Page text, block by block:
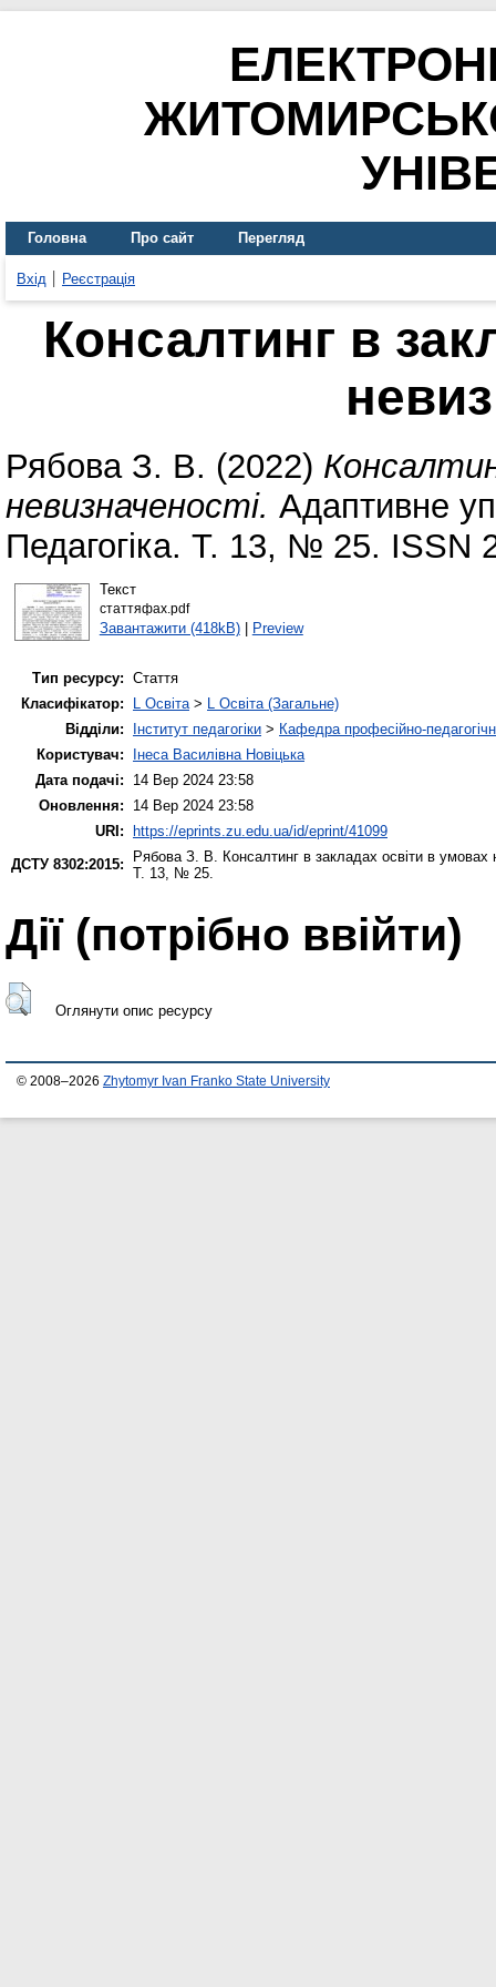
Головна Про сайт Перегляд
Вхід Реєстрація
Консалтинг в
Рябова З. В. (2022)
невизначеності. Адаптивне
Педагогіка. Т. 13, № 25. ISSN
Текст
статтяфах.pdf
Завантажити (418kB)| Preview
Тип ресурсу: Стаття
Класифікатор:
L Освіта> L Освіта (Загальне)
Відділи:
Інститут педагогіки > Кафедра професійно-
Користувач:
Інеса Василівна Новіцька
Дата подачі:
14 Вер 2024 23:58
Оновлення:
14 Вер 2024 23:58
URI:
https://eprints.zu.edu.ua/id/eprint/41099
ДСТУ 8302:2015:
Рябова З. В. Консалтинг в закладах освіти в умовах
Т. 13, № 25.
Дії ​​(потрібно ввійти)
Оглянути опис ресурсу
© 2008–2026 Zhytomyr Ivan Franko State University